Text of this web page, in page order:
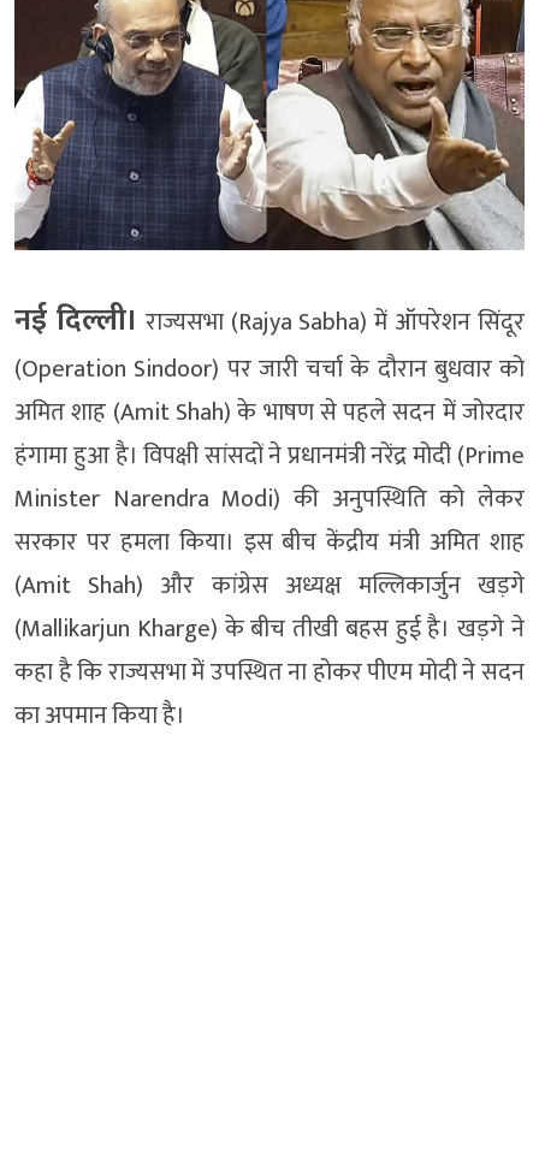
नई दिल्ली। राज्यसभा (Rajya Sabha) में ऑपरेशन सिंदूर
(Operation Sindoor) पर जारी चर्चा के दौरान बुधवार को
अमित शाह (Amit Shah) के भाषण से पहले सदन में जोरदार
हंगामा हुआ है। विपक्षी सांसदों ने प्रधानमंत्री नरेंद्र मोदी (Prime
Minister Narendra Modi) की अनुपस्थिति को लेकर
सरकार पर हमला किया। इस बीच केंद्रीय मंत्री अमित शाह
(Amit Shah) और कांग्रेस अध्यक्ष मल्लिकार्जुन खड़गे
(Mallikarjun Kharge) के बीच तीखी बहस हुई है। खड़गे ने
कहा है कि राज्यसभा में उपस्थित ना होकर पीएम मोदी ने सदन
का अपमान किया है।